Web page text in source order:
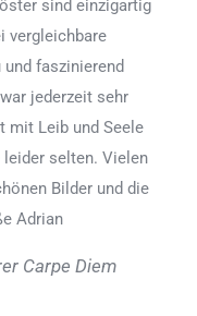
sind einzigartig
vergleichbare
faszinierend
jederzeit sehr
mit Leib und Seele
leider selten. Vielen
Bilder und die
Adrian
Carpe Diem